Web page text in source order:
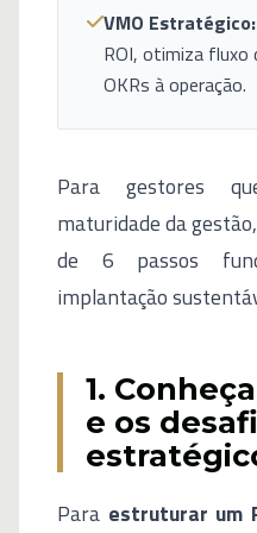
VMO Estratégico:
ROI, otimiza fluxo
OKRs à operação.
Para gestores
maturidade da
de 6 passos
implantação
1.
e os
Para estruturar um